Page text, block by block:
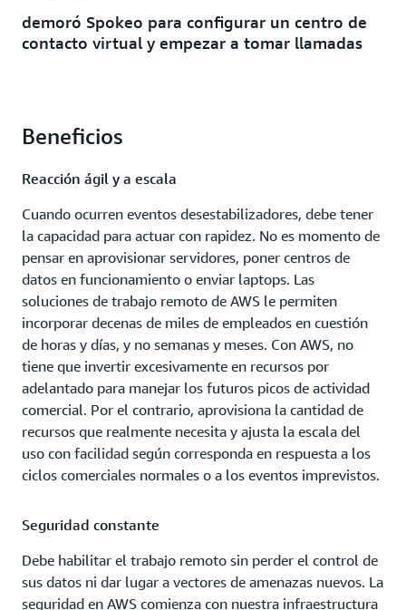
demoró Spokeo para configurar un centro de
contacto virtual y empezar a tomar llamadas
Beneficios
Reacción ágil y a escala
Cuando ocurren eventos desestabilizadores, debe tener
la capacidad para actuar con rapidez. No es momento de
pensar en aprovisionar servidores, poner centros de
datos en funcionamiento o enviar laptops. Las
soluciones de trabajo remoto de AWS le permiten
incorporar decenas de miles de empleados en cuestión
de horas y días, y no semanas y meses. Con AWS, no
tiene que invertir excesivamente en recursos por
adelantado para manejar los futuros picos de actividad
comercial. Por el contrario, aprovisiona la cantidad de
recursos que realmente necesita y ajusta la escala del
uso con facilidad según corresponda en respuesta a los
ciclos comerciales normales o a los eventos imprevistos.
Seguridad constante
Debe habilitar el trabajo remoto sin perder el control de
sus datos ni dar lugar a vectores de amenazas nuevos. La
seguridad en AWS comienza con nuestra infraestructura